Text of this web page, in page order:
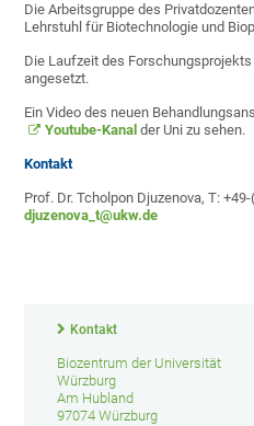
Die Arbeitsgruppe des
Lehrstuhl für Biotechnologie und
Die Laufzeit des
angesetzt.
Ein Video des neuen
Youtube-Kanal der Uni zu sehen.
Kontakt
Prof. Dr. Tcholpon Djuzenova, T:
djuzenova_t@ukw.de
Kontakt
Biozentrum der Universität
Würzburg
Am Hubland
97074 Würzburg